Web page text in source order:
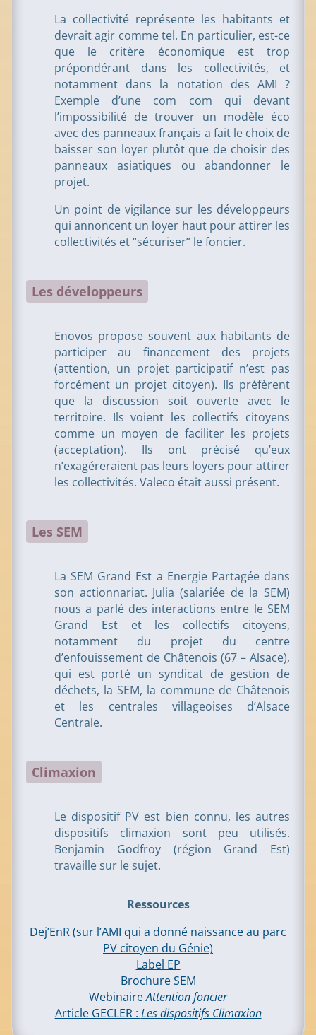
La collectivité représente les habitants et
devrait agir comme tel. En particulier, est-ce
que le critère économique est trop
prépondérant dans les collectivités, et
notamment dans la notation des AMI ?
Exemple d’une com com qui devant
l’impossibilité de trouver un modèle éco
avec des panneaux français a fait le choix de
baisser son loyer plutôt que de choisir des
panneaux asiatiques ou abandonner le
projet.
Un point de vigilance sur les développeurs
qui annoncent un loyer haut pour attirer les
collectivités et “sécuriser” le foncier.
Les développeurs
Enovos propose souvent aux habitants de
participer au financement des projets
(attention, un projet participatif n’est pas
forcément un projet citoyen). Ils préfèrent
que la discussion soit ouverte avec le
territoire. Ils voient les collectifs citoyens
comme un moyen de faciliter les projets
(acceptation). Ils ont précisé qu’eux
n’exagéreraient pas leurs loyers pour attirer
les collectivités. Valeco était aussi présent.
Les SEM
La SEM Grand Est a Energie Partagée dans
son actionnariat. Julia (salariée de la SEM)
nous a parlé des interactions entre le SEM
Grand Est et les collectifs citoyens,
notamment du projet du centre
d’enfouissement de Châtenois (67 – Alsace),
qui est porté un syndicat de gestion de
déchets, la SEM, la commune de Châtenois
et les centrales villageoises d’Alsace
Centrale.
Climaxion
Le dispositif PV est bien connu, les autres
dispositifs climaxion sont peu utilisés.
Benjamin Godfroy (région Grand Est)
travaille sur le sujet.
Ressources
Dej’EnR (sur l’AMI qui a donné naissance au parc
PV citoyen du Génie)
Label EP
Brochure SEM
WebinaireAttention foncier
Article GECLER : Les dispositifs Climaxion